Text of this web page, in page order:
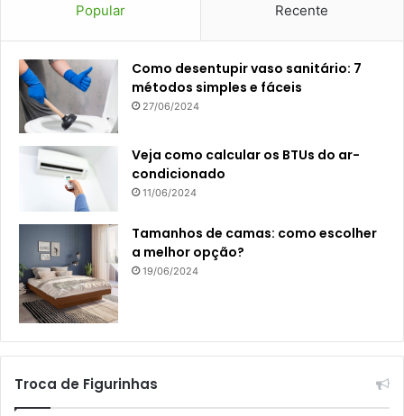
Popular Recente
Como desentupir vaso sanitário: 7
métodos simples e fáceis
27/06/2024
Veja como calcular os BTUs do ar-
condicionado
11/06/2024
Tamanhos de camas: como escolher
a melhor opção?
19/06/2024
Troca de Figurinhas